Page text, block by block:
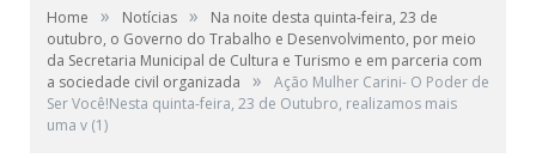
Home » Notícias »
Na noite desta quinta-feira, 23 de
outubro, o Governo do Trabalho e Desenvolvimento, por meio
da Secretaria Municipal de Cultura e Turismo e em parceria com
a sociedade civil organizada
»
Ação Mulher Carini- O Poder de
Ser Você!Nesta quinta-feira, 23 de Outubro, realizamos mais
uma v (1)